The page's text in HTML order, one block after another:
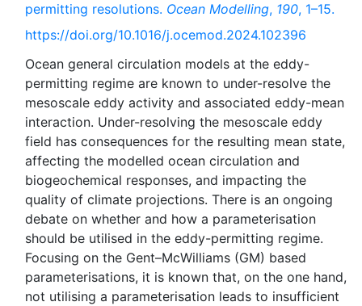
permitting resolutions. Ocean Modelling, 190, 1–15.
https://doi.org/10.1016/j.ocemod.2024.102396
Ocean general circulation models at the eddy-
permitting regime are known to under-resolve the
mesoscale eddy activity and associated eddy-mean
interaction. Under-resolving the mesoscale eddy
field has consequences for the resulting mean state,
affecting the modelled ocean circulation and
biogeochemical responses, and impacting the
quality of climate projections. There is an ongoing
debate on whether and how a parameterisation
should be utilised in the eddy-permitting regime.
Focusing on the Gent–McWilliams (GM) based
parameterisations, it is known that, on the one hand,
not utilising a parameterisation leads to insufficient